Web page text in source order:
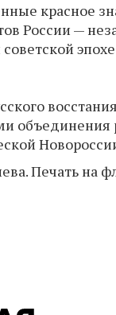
красное
России —
объединения
Печать на